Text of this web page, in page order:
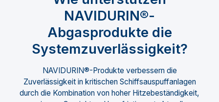
NAVIDURIN®-
Abgasprodukte die
Systemzuverlässigkeit?
NAVIDURIN®-Produkte verbessern die
Zuverlässigkeit in kritischen Schiffsauspuffanlagen
durch die Kombination von hoher Hitzebeständigkeit,